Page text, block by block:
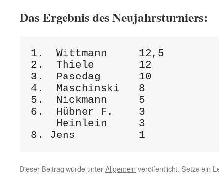
Das Ergebnis des Neujahrsturniers:
1.  Wittmann     12,5
2.  Thiele       12
3.  Pasedag      10
4.  Maschinski   8
5.  Nickmann     5
6.  Hübner F.    3
    Heinlein     3
Dieser Beitrag wurde unterAllgemein veröffentlicht. Setze ein